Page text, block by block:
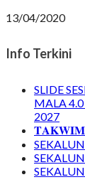
13/04/2020
Info Terkini
SLIDE
MALA
2027
𝐓𝐀𝐊𝐖𝐈𝐌